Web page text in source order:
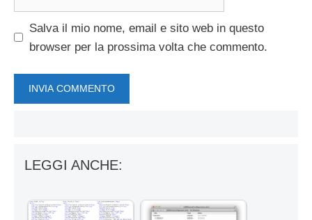
Salva il mio nome, email e sito web in questo
browser per la prossima volta che commento.
LEGGI ANCHE: